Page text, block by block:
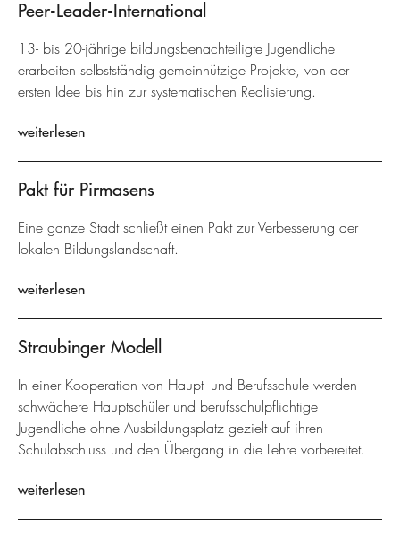
Peer-Leader-International
13- bis 20-jährige bildungsbenachteiligte Jugendliche
erarbeiten selbstständig gemeinnützige Projekte, von der
ersten Idee bis hin zur systematischen Realisierung.
weiterlesen
Pakt für Pirmasens
Eine ganze Stadt schließt einen Pakt zur Verbesserung der
lokalen Bildungslandschaft.
weiterlesen
Straubinger Modell
In einer Kooperation von Haupt- und Berufsschule werden
schwächere Hauptschüler und berufsschulpflichtige
Jugendliche ohne Ausbildungsplatz gezielt auf ihren
Schulabschluss und den Übergang in die Lehre vorbereitet.
weiterlesen